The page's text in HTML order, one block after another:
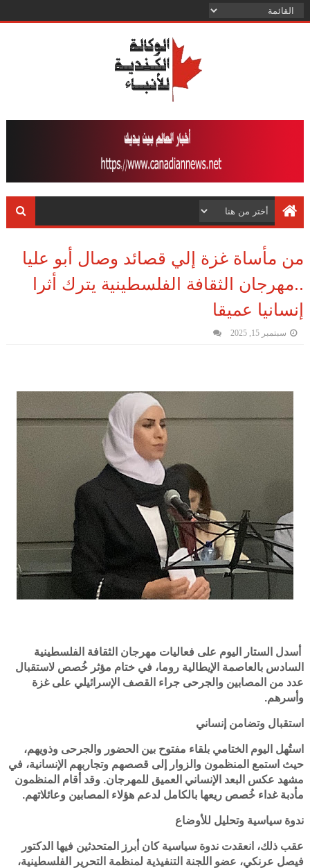
من مأساة غزة إلي قصائد وصال أبو عليا
..مهرجان الثقافة الفلسطينية يترك أثرا
إنسانيا عميقا
سبتمبر 15, 2025
أسدل الستار اليوم على فعاليات مهرجان الثقافة الفلسطينية
السادس بالعاصمة الإيطالية روما، في ختام مؤثر خُصص لاستقبال
عدد من المصابين والجرحى جراء القصف الإسرائيلي على غزة
وأسرهم.
استقبال وتضامن إنساني
استُهل اليوم الختامي بلقاء مفتوح بين الحضور والجرحى وذويهم،
حيث استمع المنظمون والزوار إلى قصصهم وتجاربهم الإنسانية، في
مشهد عكس البعد الإنساني العميق للمهرجان. وقد أقام المنظمون
مأدبة غداء خُصص ريعها بالكامل لدعم هؤلاء المصابين وعائلاتهم.
ندوة سياسية وتحليل للأوضاع
عقب ذلك، انعقدت ندوة سياسية كان أبرز المتحدثين فيها الدكتور
فيصل عرنكي، عضو اللجنة التنفيذية لمنظمة التحرير الفلسطينية،